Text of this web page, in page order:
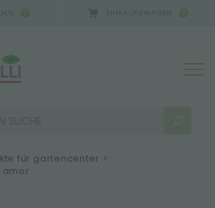
0 0
für gartencenter >
amor